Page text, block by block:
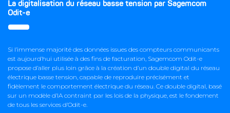
La digitalisation du réseau basse tension par Sagemcom
Odit-e
Si l’immense majorité des données issues des compteurs communicants
est aujourd’hui utilisée à des fins de facturation, Sagemcom Odit-e
propose d’aller plus loin grâce à la création d’un double digital du réseau
électrique basse tension, capable de reproduire précisément et
fidèlement le comportement électrique du réseau. Ce double digital, basé
sur un modèle d’IA contraint par les lois de la physique, est le fondement
de tous les services d’Odit-e.